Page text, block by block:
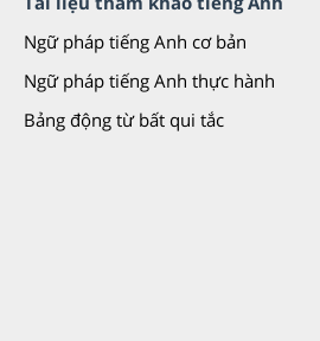
Ngữ pháp tiếng Anh cơ bản
Ngữ pháp tiếng Anh thực hành
Bảng động từ bất qui tắc